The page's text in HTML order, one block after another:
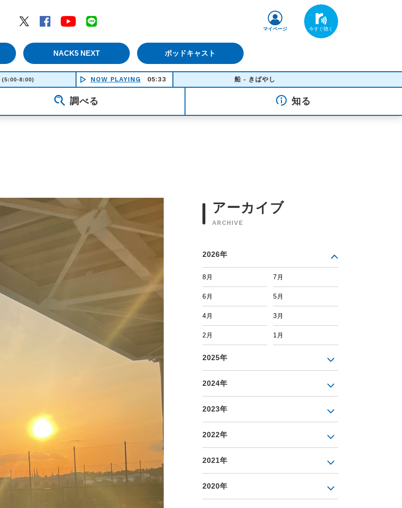
Twitter
Facebook YouTube
NACK5 NEXT ポッドキャスト
マイページ
(5:00-8:00) NOW PLAYING 05:33 船 - きばやし
調べる 知る
アーカイブ
ARCHIVE
2026年
8月 7月
6月 5月
4月 3月
2月 1月
2025年
2024年
2023年
2022年
2021年
2020年